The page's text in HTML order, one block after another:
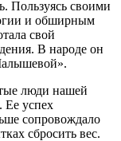
Пользуясь своими
и обширным
свой
В народе он
люди нашей
Ее успех
сопровождало
сбросить вес.